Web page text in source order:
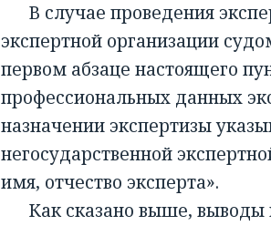
В случае проведения
экспертной организации
первом абзаце настоящего
профессиональных данных
назначении экспертизы
негосударственной
имя, отчество эксперта».
Как сказано выше, выводы